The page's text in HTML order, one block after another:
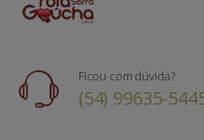
Ficou com dúvida?
(54) 99635-